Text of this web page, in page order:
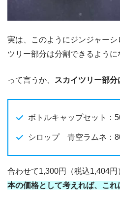
実は、このようにジンジャー
ツリー部分は分割できるように
って言うか、 スカイツリー部分
ボトルキャップセット：
シロップ 青空ラムネ：
合わせて1,300円（税込1,404円
本の価格として考えれば、これ